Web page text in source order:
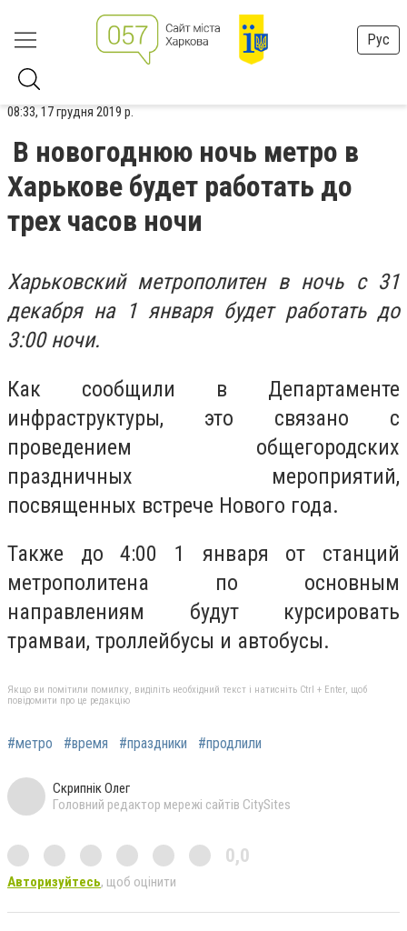
Рус
08:33, 17 грудня 2019 р.
В новогоднюю ночь метро в
Харькове будет работать до
трех часов ночи
Харьковский метрополитен в ночь с 31
декабря на 1 января будет работать до
3:00 ночи.
Как сообщили в Департаменте
инфраструктуры, это связано с
проведением общегородских
праздничных мероприятий,
посвященных встрече Нового года.
Также до 4:00 1 января от станций
метрополитена по основным
направлениям будут курсировать
трамваи, троллейбусы и автобусы.
Якщо ви помітили помилку, виділіть необхідний текст і натисніть Ctrl + Enter, щоб
повідомити про це редакцію
#метро #время #праздники #продлили
Скрипнік Олег
Головний редактор мережі сайтів CitySites
0,0
Авторизуйтесь, щоб оцінити